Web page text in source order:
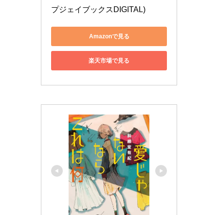
プジェイブックスDIGITAL)
Amazonで見る
楽天市場で見る